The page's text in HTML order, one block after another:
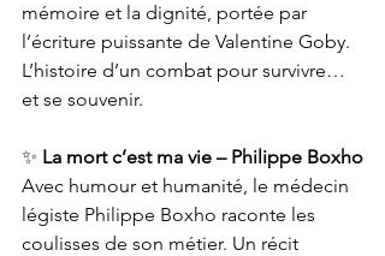
mémoire et la dignité, portée par
l’écriture puissante de Valentine Goby.
L’histoire d’un combat pour survivre…
et se souvenir.
✨ La mort c’est ma vie – Philippe Boxho
Avec humour et humanité, le médecin
légiste Philippe Boxho raconte les
coulisses de son métier. Un récit